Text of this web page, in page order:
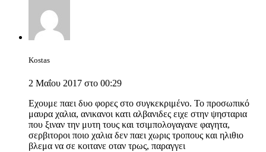
Kostas
2 Μαΐου 2017 στο 00:29
Εχουμε παει δυο φορες στο συγκεκριμένο. Το προσωπικό
μαυρα χαλια, ανικανοι κατι αλβανιδες ειχε στην ψησταρια
που ξιναν την μυτη τους και τσιμπολογαγανε φαγητα,
σερβιτοροι ποιο χαλια δεν παει χωρις τροπους και ηλιθιο
βλεμα να σε κοιτανε οταν τρως, παραγγει